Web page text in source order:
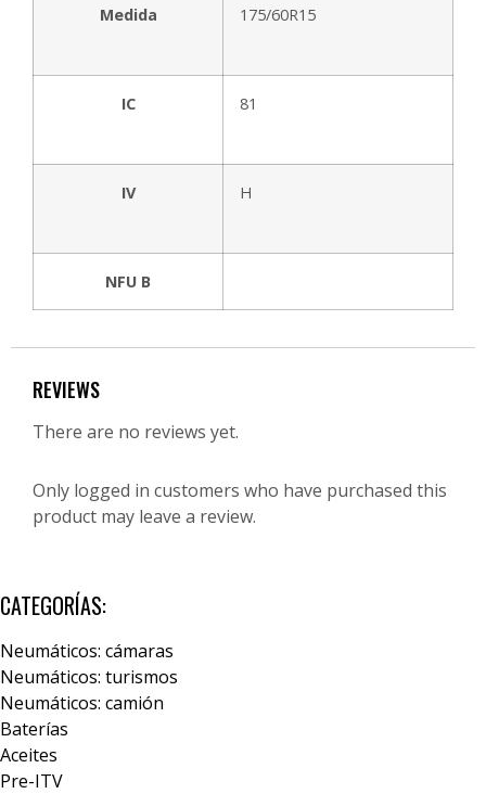
Medida 175/60R15
IC 81
IV H
NFU B
REVIEWS
There are no reviews yet.
Only logged in customers who have purchased this
product may leave a review.
CATEGORÍAS:
Neumáticos: cámaras
Neumáticos: turismos
Neumáticos: camión
Baterías
Aceites
Pre-ITV